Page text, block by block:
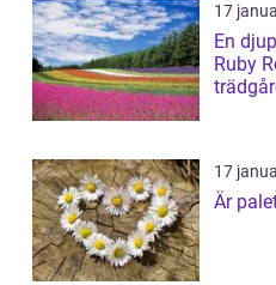
17
En
Ruby
17
Är